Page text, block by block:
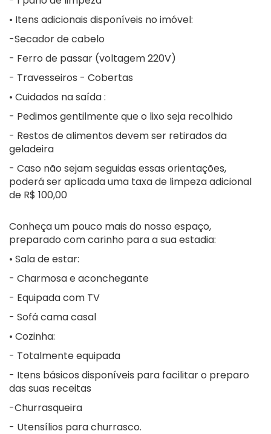
• Itens adicionais disponíveis no imóvel:
-Secador de cabelo
- Ferro de passar (voltagem 220V)
- Travesseiros - Cobertas
• Cuidados na saída :
- Pedimos gentilmente que o lixo seja recolhido
- Restos de alimentos devem ser retirados da
geladeira
- Caso não sejam seguidas essas orientações,
poderá ser aplicada uma taxa de limpeza adicional
de R$ 100,00
Conheça um pouco mais do nosso espaço,
preparado com carinho para a sua estadia:
• Sala de estar:
- Charmosa e aconchegante
- Equipada com TV
- Sofá cama casal
• Cozinha:
- Totalmente equipada
- Itens básicos disponíveis para facilitar o preparo
das suas receitas
-Churrasqueira
- Utensílios para churrasco.